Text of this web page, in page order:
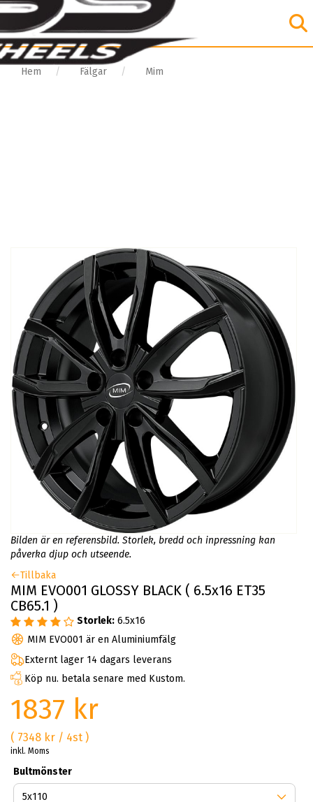
Hem Fälgar Mim
Bilden är en referensbild. Storlek, bredd och inpressning kan
påverka djup och utseende.
Tillbaka
MIM EVO001 GLOSSY BLACK ( 6.5x16 ET35
CB65.1 )
Storlek: 6.5x16
MIM EVO001 är en Aluminiumfälg
Externt lager 14 dagars leverans
Köp nu. betala senare med Kustom.
1837 kr
( 7348 kr / 4st )
inkl. Moms
Bultmönster